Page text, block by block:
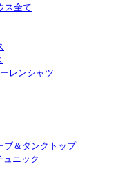
ス全て
レンシャツ
ブ＆タンクトップ
ュニック